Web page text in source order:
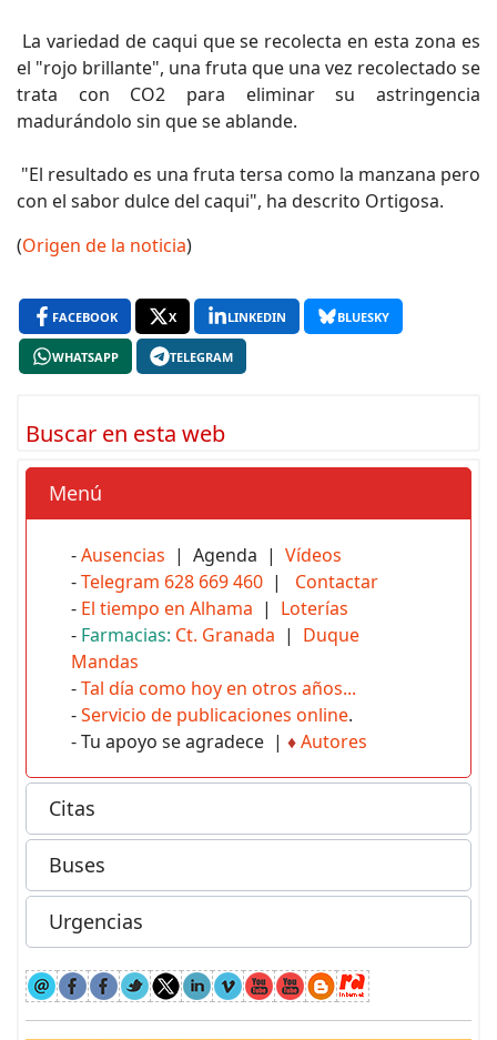
La variedad de caqui que se recolecta en esta zona es
el "rojo brillante", una fruta que una vez recolectado se
trata con CO2 para eliminar su astringencia
madurándolo sin que se ablande.
"El resultado es una fruta tersa como la manzana pero
con el sabor dulce del caqui", ha descrito Ortigosa.
(Origen de la noticia)
FACEBOOK X LINKEDIN BLUESKY
WHATSAPP TELEGRAM
Buscar en esta web
Menú
-Ausencias | Agenda | Vídeos
-Telegram 628 669 460 | Contactar
- El tiempo en Alhama | Loterías
- Farmacias: Ct. Granada | Duque
Mandas
-Tal día como hoy en otros años...
-Servicio de publicaciones online.
- Tu apoyo se agradece | ♦Autores
Citas
Buses
Urgencias